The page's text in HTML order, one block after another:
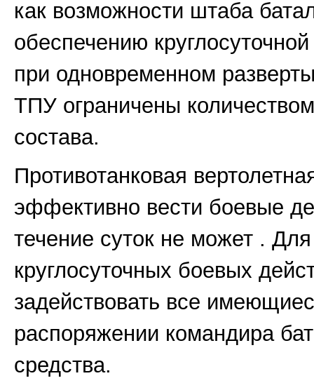
как возможности штаба
обеспечению
при одновременном
ТПУ ограничены
состава.
Противотанковая
эффективно вести боевые
течение суток не может .
круглосуточных боевых
задействовать все
распоряжении командира
средства.